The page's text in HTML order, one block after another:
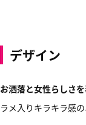
デザイン
お洒落と女性らしさ
ラメ入りキラキラ感